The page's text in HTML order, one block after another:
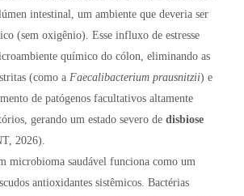
intestinal, um ambiente que deveria ser
(sem oxigênio). Esse influxo de estresse
químico do cólon, eliminando as
(como a Faecalibacterium prausnitzii) e
de patógenos facultativos altamente
gerando um estado severo de disbiose
2026).
microbioma saudável funciona como um
antioxidantes sistêmicos. Bactérias